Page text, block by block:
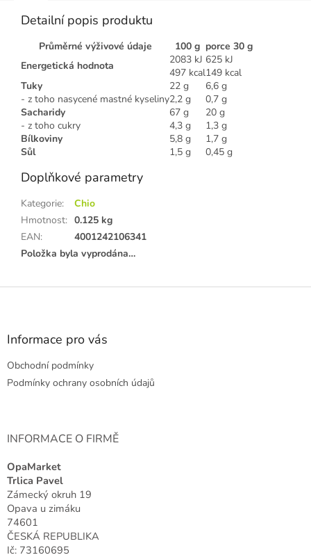
Detailní popis produktu
Průměrné výživové údaje 100 g porce 30 g
Energetická hodnota
2083 kJ
497 kcal
625 kJ
149 kcal
Tuky
22 g
6,6 g
- z toho nasycené mastné kyseliny2,2 g
0,7 g
Sacharidy
67 g
20 g
- z toho cukry
4,3 g
1,3 g
Bílkoviny
5,8 g
1,7 g
Sůl
1,5 g 0,45 g
Doplňkové parametry
Kategorie:
Chio
Hmotnost: 0.125 kg
EAN:
4001242106341
Položka byla vyprodána…
Z
Informace pro vás
Obchodní podmínky
Podmínky ochrany osobních údajů
INFORMACE O FIRMĚ
OpaMarket
Trlica Pavel
Zámecký okruh 19
Opava u zimáku
74601
ČESKÁ REPUBLIKA
Ič: 73160695